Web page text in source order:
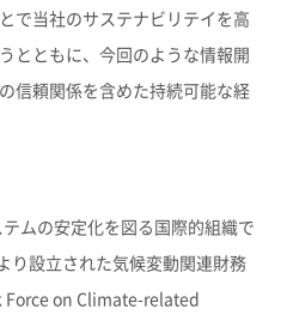
で当社のサステナビリテイを高
とともに、今回のような情報開
信頼関係を含めた持続可能な経
ムの安定化を図る国際的組織で
り設立された気候変動関連財務
Force on Climate-related